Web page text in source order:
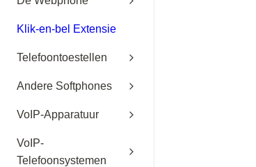
Klik-en-bel Extensie
Telefoontoestellen
Andere Softphones
VoIP-Apparatuur
VoIP-
Telefoonsystemen